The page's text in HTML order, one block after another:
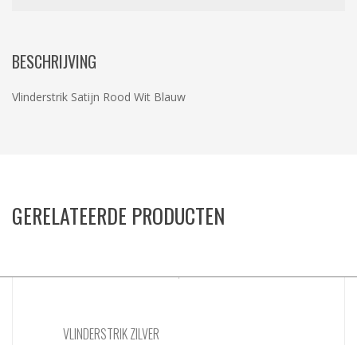
BESCHRIJVING
Vlinderstrik Satijn Rood Wit Blauw
GERELATEERDE PRODUCTEN
VLINDERSTRIK ZILVER